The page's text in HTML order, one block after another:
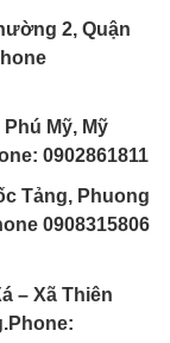
2, Quận
Mỹ, Mỹ
0902861811
Tảng, Phuong
0908315806
– Xã Thiên